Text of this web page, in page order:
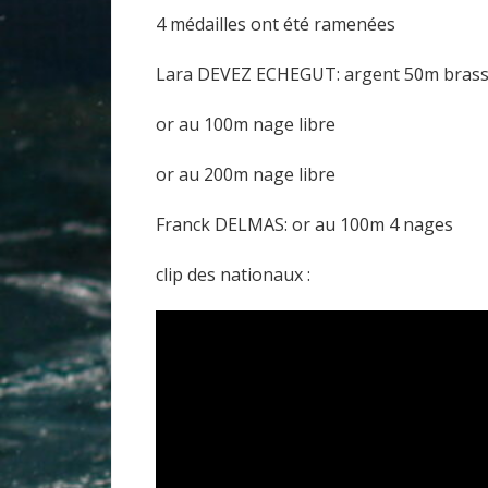
4 médailles ont été ramenées
Lara DEVEZ ECHEGUT: argent 50m
or au 100m nage libre
or au 200m nage libre
Franck DELMAS: or au 100m 4 nages
clip des nationaux :